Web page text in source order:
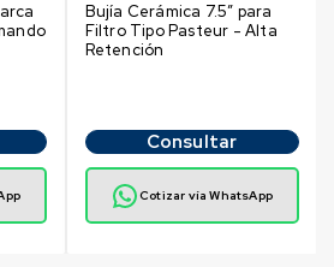
Bujía Cerámica 7.5″ para
Filtro Tipo Pasteur - Alta
Retención
Consultar
Cotizar vía WhatsApp